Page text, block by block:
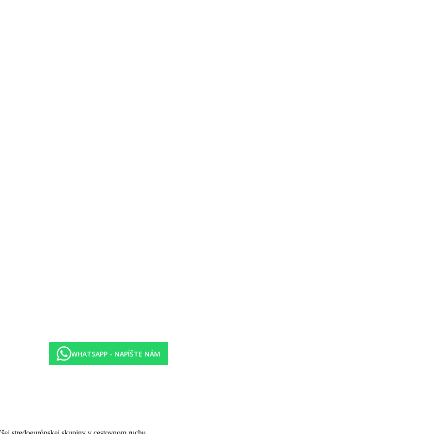
reštaurácia à la carte, lobby bar, bar, supermarket. V záhrade bazén, bar pri bazéne, terasa s lehátkami, slnečníkmi a osuškami zdarma.
telefón, minichladnička, trezor za poplatok, balkón alebo terasa.
vybavenie)
hod.)
Saccharrum Resort (za doplatok, nutná rezervácia)
za poplatok. Móla chrániaca pred veľkými vlnami, v letných mesiacoch pokojné kúpanie.
Savoy Saccharrum Resort.
Saccharrum Resort.
(bez možnosti zakúpenia výletov). Pri požičanie auta odporúčame rezerváciu priamo z letiska (vysoký príplatok za pristavenie).
je vyžadované formálne oblečenie.
WHATSAPP - NAPÍŠTE NÁM